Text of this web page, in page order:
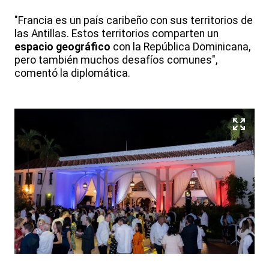
"Francia es un país caribeño con sus territorios de
las Antillas. Estos territorios comparten un
espacio geográfico con la República Dominicana,
pero también muchos desafíos comunes",
comentó la diplomática.